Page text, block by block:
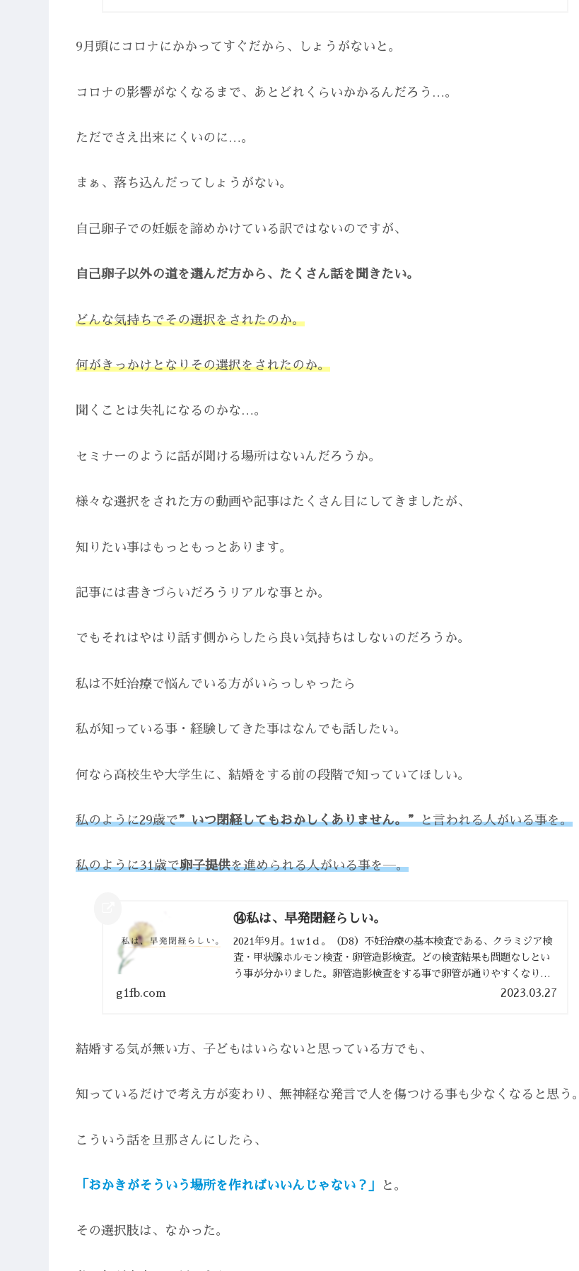
9月頭にコロナにかかってすぐだから、しょうがないと。
コロナの影響がなくなるまで、あとどれくらいかかるんだろう…。
ただでさえ出来にくいのに…。
まぁ、落ち込んだってしょうがない。
自己卵子での妊娠を諦めかけている訳ではないのですが、
自己卵子以外の道を選んだ方から、たくさん話を聞きたい。
どんな気持ちでその選択をされたのか。
何がきっかけとなりその選択をされたのか。
聞くことは失礼になるのかな…。
セミナーのように話が聞ける場所はないんだろうか。
様々な選択をされた方の動画や記事はたくさん目にしてきましたが、
知りたい事はもっともっとあります。
記事には書きづらいだろうリアルな事とか。
でもそれはやはり話す側からしたら良い気持ちはしないのだろうか。
私は不妊治療で悩んでいる方がいらっしゃったら
私が知っている事・経験してきた事はなんでも話したい。
何なら高校生や大学生に、結婚をする前の段階で知っていてほしい。
私のように29歳で”いつ閉経してもおかしくありません。”と言われる人がいる事を。
私のように31歳で卵子提供を進められる人がいる事を―。
⑭私は、早発閉経らしい。
2021年9月。1ｗ1ｄ。（D8）不妊治療の基本検査である、クラミジア検
査・甲状腺ホルモン検査・卵管造影検査。どの検査結果も問題なしとい
う事が分かりました。卵管造影検査をする事で卵管が通りやすくなり、1
g1fb.com 2023.03.27
結婚する気が無い方、子どもはいらないと思っている方でも、
知っているだけで考え方が変わり、無神経な発言で人を傷つける事も少なくなると思う。
こういう話を旦那さんにしたら、
「おかきがそういう場所を作ればいいんじゃない？」 と。
その選択肢は、なかった。